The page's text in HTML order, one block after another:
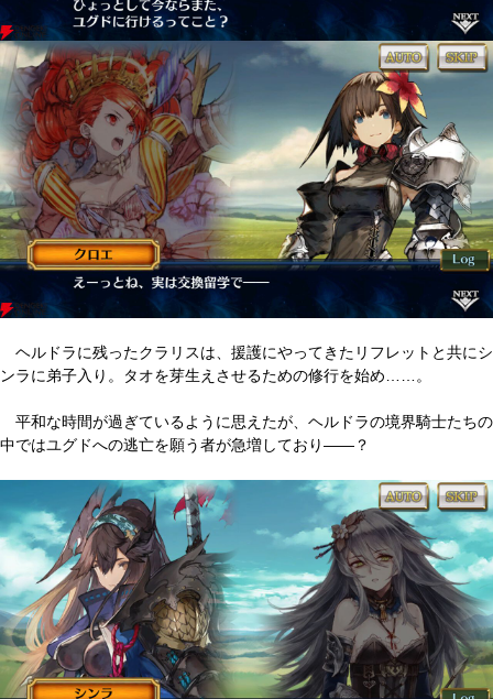
ヘルドラに残ったクラリスは、援護にやってきたリフレットと共にシ
ンラに弟子入り。タオを芽生えさせるための修行を始め……。
平和な時間が過ぎているように思えたが、ヘルドラの境界騎士たちの
中ではユグドへの逃亡を願う者が急増しており――？